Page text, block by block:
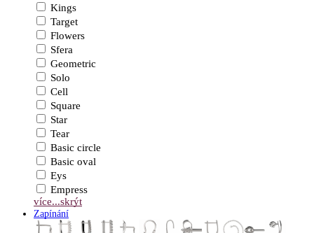
Kings
Target
Flowers
Sfera
Geometric
Solo
Cell
Square
Star
Tear
Basic circle
Basic oval
Eys
Empress
více...skrýt
Zapínání